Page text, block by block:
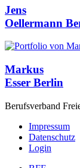
Jens
Oellermann
Markus
Esser Berlin
Berufsverband
Impressum
Datenschutz
Login